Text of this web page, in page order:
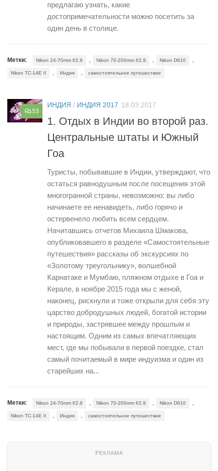
предлагаю узнать, какие
достопримечательности можно посетить за
один день в столице.
Метки: Nikon 24-70mm f/2.8 , Nikon 70-200mm f/2.8 , Nikon D610 ,
Nikon TC-14E II , Индия , самостоятельное путешествие
53
ИНДИЯ / ИНДИЯ 2017 18.03.2017
1. Отдых в Индии во второй раз.
Центральные штаты и Южный
Гоа
Туристы, побывавшие в Индии, утверждают, что
остаться равнодушным после посещения этой
многогранной страны, невозможно: вы либо
начинаете ее ненавидеть, либо горячо и
остервенело любить всем сердцем.
Начитавшись отчетов Михаила Шмакова,
опубликовавшего в разделе «Самостоятельные
путешествия» рассказы об экскурсиях по
«Золотому треугольнику», волшебной
Карнатаке и Мумбаю, пляжном отдыхе в Гоа и
Керале, в ноябре 2015 года мы с женой,
наконец, рискнули и тоже открыли для себя эту
царство добродушных людей, богатой истории
и природы, застрявшее между прошлым и
настоящим. Одним из самых впечатляющих
мест, где мы побывали в первой поездке, стал
самый почитаемый в мире индуизма и один из
старейших на...
Метки: Nikon 24-70mm f/2.8 Nikon 70-200mm f/2.8 Nikon D610
Nikon TC-14E II Индия самостоятельное путешествие